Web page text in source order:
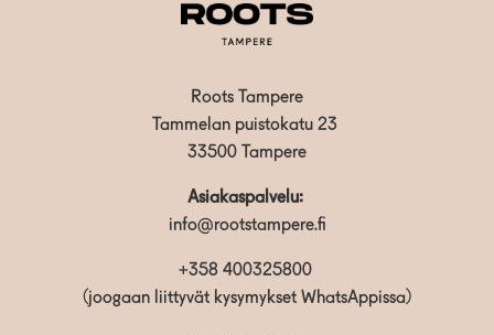
Roots Tampere
Tammelan puistokatu 23
33500 Tampere
Asiakaspalvelu:
info@rootstampere.fi
+358 400325800
(joogaan liittyvät kysymykset WhatsAppissa)